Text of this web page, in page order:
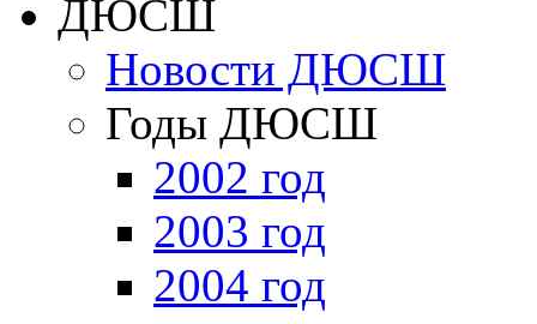
ДЮСШ
Новости ДЮСШ
Годы ДЮСШ
2002 год
2003 год
2004 год